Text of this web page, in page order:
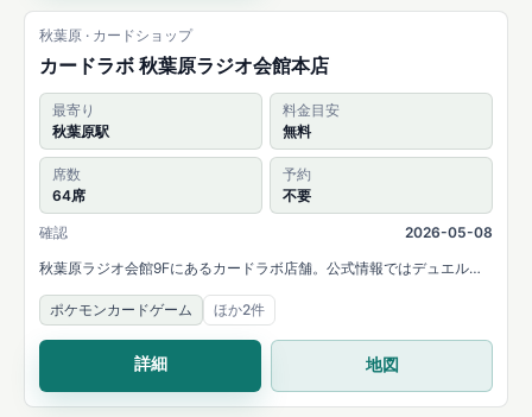
秋葉原 · カードショップ
カードラボ 秋葉原ラジオ会館本店
最寄り
秋葉原駅
料金目安
無料
席数
64席
予約
不要
確認
2026-05-08
秋葉原ラジオ会館9Fにあるカードラボ店舗。公式情報ではデュエルス
ペース64席と案内されています。
ポケモンカードゲーム
ほか2件
詳細 地図